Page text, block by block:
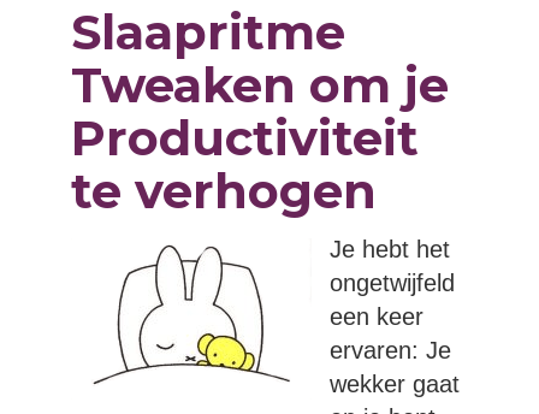
Slaapritme
Tweaken om je
Productiviteit
te verhogen
Je hebt het
ongetwijfeld
een keer
ervaren: Je
wekker gaat